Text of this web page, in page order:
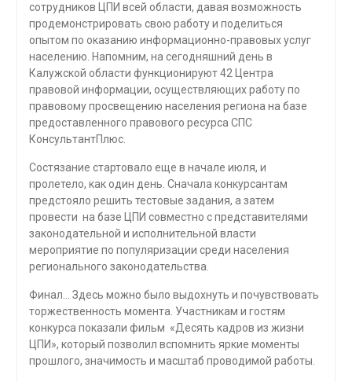
сотрудников ЦПИ всей области, давая возможность
продемонстрировать свою работу и поделиться
опытом по оказанию информационно-правовых услуг
населению. Напомним, на сегодняшний день в
Калужской области функционируют 42 Центра
правовой информации, осуществляющих работу по
правовому просвещению населения региона на базе
предоставленного правового ресурса СПС
КонсультантПлюс.
Состязание стартовало еще в начале июля, и
пролетело, как один день. Сначала конкурсантам
предстояло решить тестовые задания, а затем
провести на базе ЦПИ совместно с представителями
законодательной и исполнительной власти
мероприятие по популяризации среди населения
регионального законодательства.
Финал… Здесь можно было выдохнуть и почувствовать
торжественность момента. Участникам и гостям
конкурса показали фильм «Десять кадров из жизни
ЦПИ», который позволил вспомнить яркие моменты
прошлого, значимость и масштаб проводимой работы.